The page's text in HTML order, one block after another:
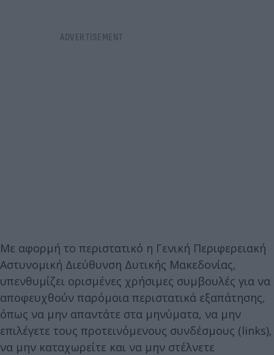
Με αφορμή το περιστατικό η Γενική Περιφερειακή
Αστυνομική Διεύθυνση Δυτικής Μακεδονίας,
υπενθυμίζει ορισμένες χρήσιμες συμβουλές για να
αποφευχθούν παρόμοια περιστατικά εξαπάτησης,
όπως να μην απαντάτε στα μηνύματα, να μην
επιλέγετε τους προτεινόμενους συνδέσμους (links),
να μην καταχωρείτε και να μην στέλνετε